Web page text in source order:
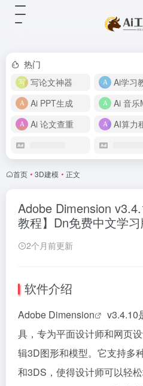
热门
写论文神器
Ai学习
Ai PPT生成
Ai 论文查重
AI算力
首页 • 3D建模 • 正文
Adobe Dimension
教程】Dn免费中文学习
2个月前更新
软件介绍
Adobe Dimension
v3.4.10
具，专为平面设计师和网页
辑3D图形和模型。它支持多
和3DS，使得设计师可以轻